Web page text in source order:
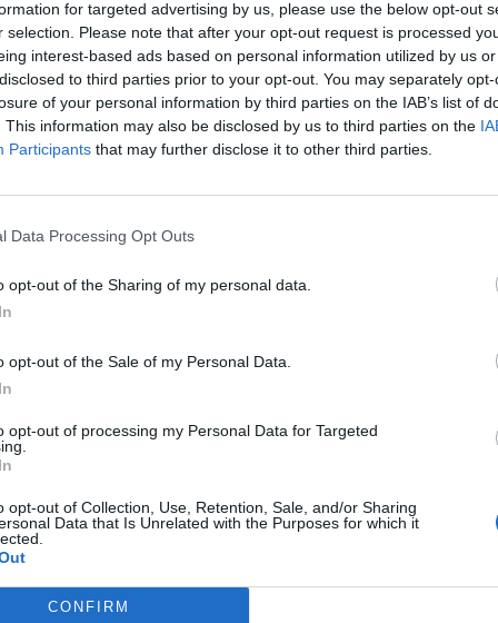
for targeted advertising by us, please use the below opt-out
selection. Please note that after your opt-out request is processed
interest-based ads based on personal information utilized by us
to third parties prior to your opt-out. You may separately
of your personal information by third parties on the IAB’s list of
This information may also be disclosed by us to third parties on the
Participants that may further disclose it to other third parties.
Data Processing Opt Outs
opt-out of the Sharing of my personal data.
opt-out of the Sale of my Personal Data.
opt-out of processing my Personal Data for Targeted
opt-out of Collection, Use, Retention, Sale, and/or Sharing
Data that Is Unrelated with the Purposes for which it
CONFIRM
teilnehmen oder eigene Themen starten möchtest,
Dich neu. Wir freuen uns auf Deinen nächsten